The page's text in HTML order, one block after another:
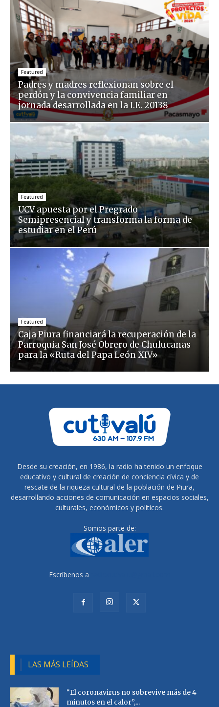
Featured
Padres y madres reflexionan sobre el
perdón y la convivencia familiar en
jornada desarrollada en la I.E. 20138
Featured
UCV apuesta por el Pregrado
Semipresencial y transforma la forma de
estudiar en el Perú
Featured
Caja Piura financiará la recuperación de la
Parroquia San José Obrero de Chulucanas
para la «Ruta del Papa León XIV»
Desde su creación, en 1986, la radio ha tenido un enfoque
educativo y cultural de creación de conciencia cívica y de
rescate de la riqueza cultural de la población de Piura,
desarrollando acciones de comunicación en espacios sociales,
culturales, económicos y políticos.
Somos parte de:
Escríbenos a
LAS MÁS LEÍDAS
“El coronavirus no sobrevive más de 4
minutos en el calor”,...